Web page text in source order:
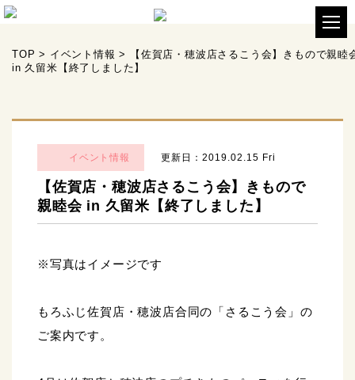
TOP > イベント情報 >
【佐賀店・穂波店さるこう会】きもので親睦
in 久留米【終了しました】
イベント情報 更新日：2019.02.15 Fri
【佐賀店・穂波店さるこう会】きもので
親睦会 in 久留米【終了しました】
※写真はイメージです
もろふじ佐賀店・穂波店合同の「さるこう会」の
ご案内です。